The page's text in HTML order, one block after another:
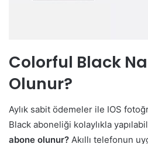
Colorful Black
Olunur?
Aylık sabit ödemeler ile IOS
Black aboneliği kolaylıkla
abone olunur? Akıllı telefonun